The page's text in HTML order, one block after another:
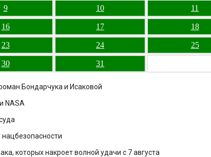
9 10 11
16 17 18
23 24 25
30 31
Бондарчука и Исаковой
NASA
которых накроет волной удачи с 7 августа